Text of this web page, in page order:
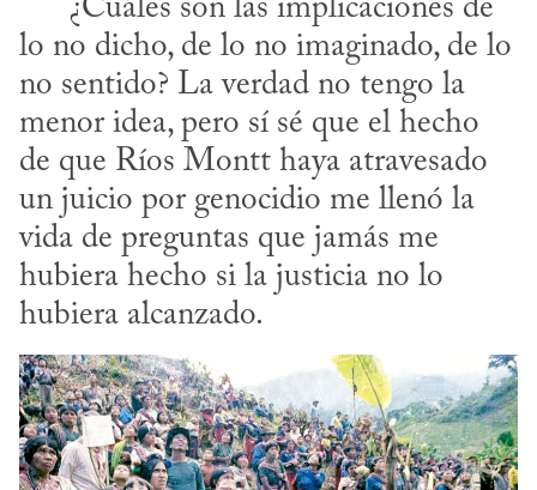
lo no dicho, de lo no imaginado, de lo
no sentido? La verdad no tengo la
menor idea, pero sí sé que el hecho
de que Ríos Montt haya atravesado
un juicio por genocidio me llenó la
vida de preguntas que jamás me
hubiera hecho si la justicia no lo
hubiera alcanzado.